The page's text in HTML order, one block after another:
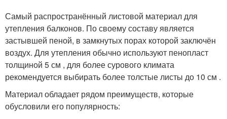
Самый распространённый листовой материал для
утепления балконов. По своему составу является
застывшей пеной, в замкнутых порах которой заключён
воздух. Для утепления обычно используют пенопласт
толщиной 5 см , для более сурового климата
рекомендуется выбирать более толстые листы до 10 см .
Материал обладает рядом преимуществ, которые
обусловили его популярность: